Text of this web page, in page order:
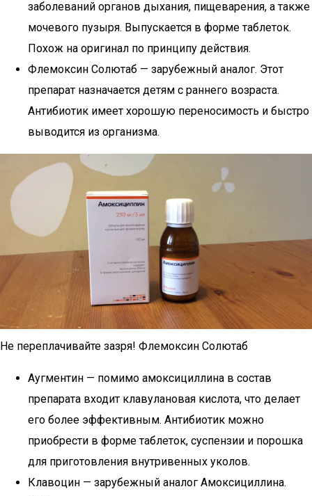
заболеваний органов дыхания, пищеварения, а также
мочевого пузыря. Выпускается в форме таблеток.
Похож на оригинал по принципу действия.
Флемоксин Солютаб — зарубежный аналог. Этот
препарат назначается детям с раннего возраста.
Антибиотик имеет хорошую переносимость и быстро
выводится из организма.
Не переплачивайте зазря! Флемоксин Солютаб
Аугментин — помимо амоксициллина в состав
препарата входит клавулановая кислота, что делает
его более эффективным. Антибиотик можно
приобрести в форме таблеток, суспензии и порошка
для приготовления внутривенных уколов.
Клавоцин — зарубежный аналог Амоксициллина.